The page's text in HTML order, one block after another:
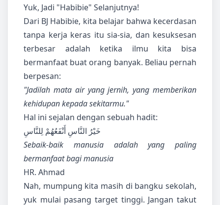
Yuk, Jadi "Habibie" Selanjutnya!
Dari BJ Habibie, kita belajar bahwa kecerdasan
tanpa kerja keras itu sia-sia, dan kesuksesan
terbesar adalah ketika ilmu kita bisa
bermanfaat buat orang banyak. Beliau pernah
berpesan:
"Jadilah mata air yang jernih, yang memberikan
kehidupan kepada sekitarmu."
Hal ini sejalan dengan sebuah hadit:
خَيْرُ النَّاسِ أَنْفَعُهُمْ لِلنَّاسِ
Sebaik-baik manusia adalah yang paling
bermanfaat bagi manusia
HR. Ahmad
Nah, mumpung kita masih di bangku sekolah,
yuk mulai pasang target tinggi. Jangan takut